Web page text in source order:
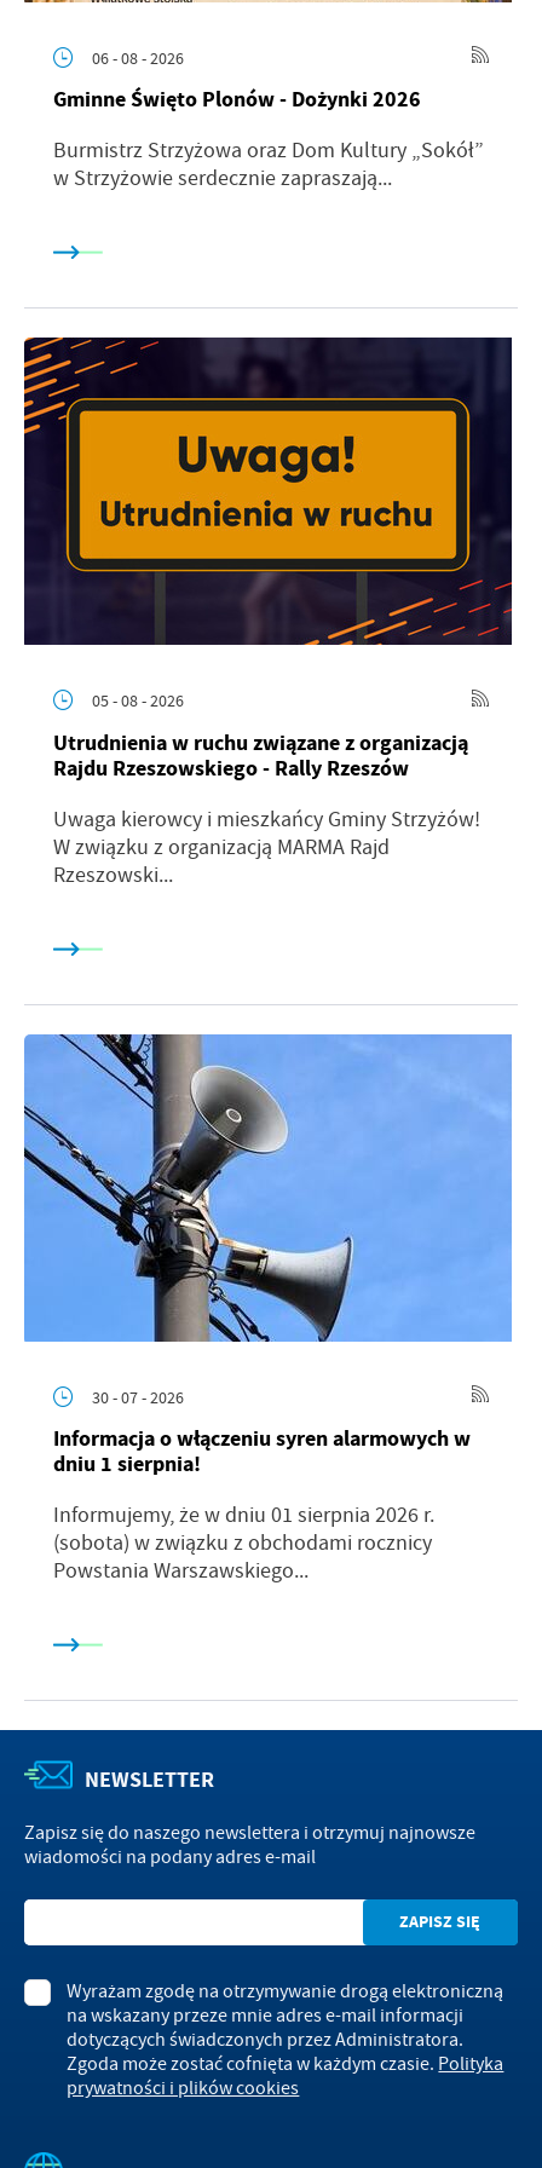
06 - 08 - 2026
Gminne Święto Plonów - Dożynki 2026
Burmistrz Strzyżowa oraz Dom Kultury „Sokół”
w Strzyżowie serdecznie zapraszają...
05 - 08 - 2026
Utrudnienia w ruchu związane z organizacją
Rajdu Rzeszowskiego - Rally Rzeszów
Uwaga kierowcy i mieszkańcy Gminy Strzyżów!
W związku z organizacją MARMA Rajd
Rzeszowski...
30 - 07 - 2026
Informacja o włączeniu syren alarmowych w
dniu 1 sierpnia!
Informujemy, że w dniu 01 sierpnia 2026 r.
(sobota) w związku z obchodami rocznicy
Powstania Warszawskiego...
NEWSLETTER
Zapisz się do naszego newslettera i otrzymuj najnowsze
wiadomości na podany adres e-mail
Wyrażam zgodę na otrzymywanie drogą elektroniczną
na wskazany przeze mnie adres e-mail informacji
dotyczących świadczonych przez Administratora.
Zgoda może zostać cofnięta w każdym czasie. Polityka
prywatności i plików cookies